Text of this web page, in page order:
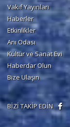
Vakıf Yayınları
Haberler
Etkinlikler
Anı Odası
Kültür ve Sanat Evi
Haberdar Olun
Bize Ulaşın
BİZİ TAKİP EDİN